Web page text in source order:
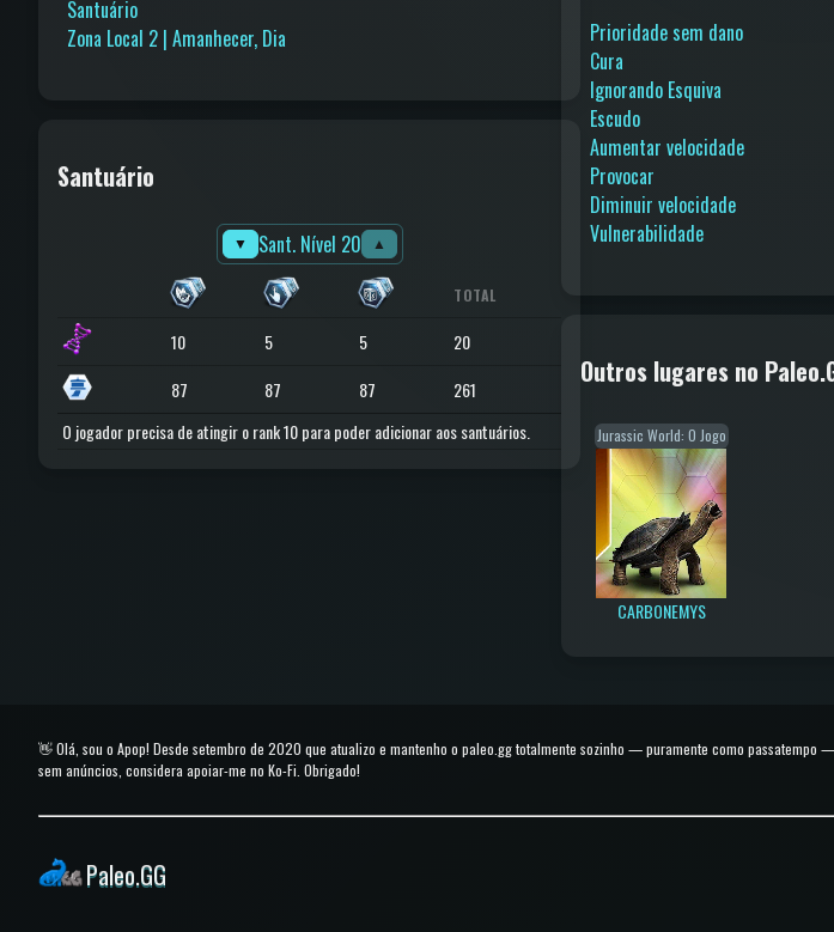
Santuário
Zona Local 2 | Amanhecer, Dia
Santuário
▼ Sant. Nível 20 ▲
TOTAL
10 5 5
20
87
87 87
261
O jogador precisa de atingir o rank 10 para poder adicionar aos santuários.
Prioridade sem dano
Cura
Ignorando Esquiva
Escudo
Aumentar velocidade
Provocar
Diminuir velocidade
Vulnerabilidade
Outros lugares no
Jurassic World: O Jogo
CARBONEMYS
👋 Olá, sou o Apop! Desde setembro de 2020 que atualizo e mantenho o paleo.gg totalmente sozinho — puramente como
sem anúncios, considera apoiar-me no Ko-Fi. Obrigado!
Paleo.GG